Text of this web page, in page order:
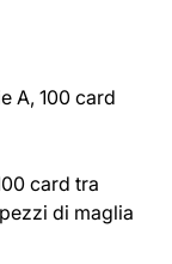
A, 100 card
card tra
di maglia